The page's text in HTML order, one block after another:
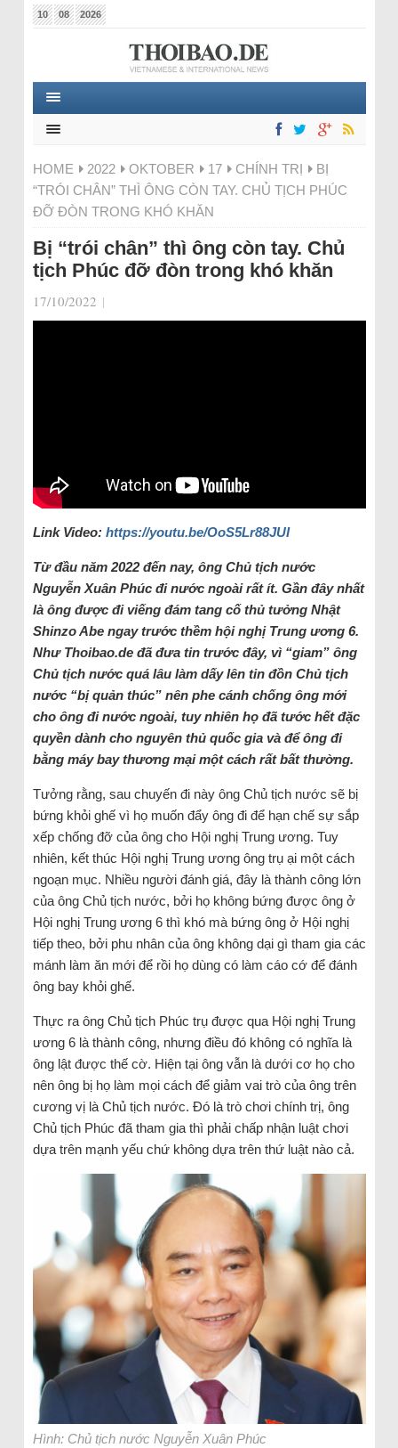
10 08 2026
HOME 2022 OKTOBER 17 CHÍNH TRỊ
BỊ
“TRÓI CHÂN” THÌ ÔNG CÒN TAY. CHỦ TỊCH PHÚC
ĐỠ ĐÒN TRONG KHÓ KHĂN
Bị “trói chân” thì ông còn tay. Chủ
tịch Phúc đỡ đòn trong khó khăn
17/10/2022 |
Link Video: https://youtu.be/OoS5Lr88JUI
Từ đầu năm 2022 đến nay, ông Chủ tịch nước
Nguyễn Xuân Phúc đi nước ngoài rất ít. Gần đây nhất
là ông được đi viếng đám tang cố thủ tưởng Nhật
Shinzo Abe ngay trước thềm hội nghị Trung ương 6.
Như Thoibao.de đã đưa tin trước đây, vì “giam” ông
Chủ tịch nước quá lâu làm dấy lên tin đồn Chủ tịch
nước “bị quản thúc” nên phe cánh chống ông mới
cho ông đi nước ngoài, tuy nhiên họ đã tước hết đặc
quyền dành cho nguyên thủ quốc gia và để ông đi
bằng máy bay thương mại một cách rất bất thường.
Tưởng rằng, sau chuyến đi này ông Chủ tịch nước sẽ bị
bứng khỏi ghế vì họ muốn đẩy ông đi để hạn chế sự sắp
xếp chống đỡ của ông cho Hội nghị Trung ương. Tuy
nhiên, kết thúc Hội nghị Trung ương ông trụ ại một cách
ngoạn mục. Nhiều người đánh giá, đây là thành công lớn
của ông Chủ tịch nước, bởi họ không bứng được ông ở
Hội nghị Trung ương 6 thì khó mà bứng ông ở Hội nghị
tiếp theo, bởi phu nhân của ông không dại gì tham gia các
mánh làm ăn mới để rồi họ dùng có làm cáo cớ để đánh
ông bay khỏi ghế.
Thực ra ông Chủ tịch Phúc trụ được qua Hội nghị Trung
ương 6 là thành công, nhưng điều đó không có nghĩa là
ông lật được thế cờ. Hiện tại ông vẫn là dưới cơ họ cho
nên ông bị họ làm mọi cách để giảm vai trò của ông trên
cương vị là Chủ tịch nước. Đó là trò chơi chính trị, ông
Chủ tịch Phúc đã tham gia thì phải chấp nhận luật chơi
dựa trên mạnh yếu chứ không dựa trên thứ luật nào cả.
Hình: Chủ tịch nước Nguyễn Xuân Phúc